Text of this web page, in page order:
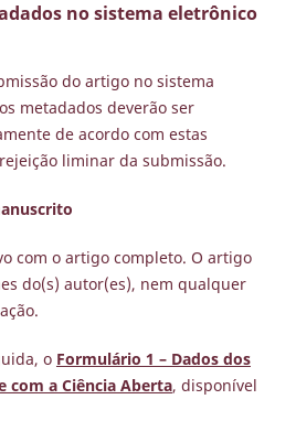
no sistema eletrônico
do artigo no sistema
metadados deverão ser
de acordo com estas
liminar da submissão.
com o artigo completo. O artigo
do(s) autor(es), nem qualquer
o Formulário 1 – Dados dos
com a Ciência Aberta, disponível